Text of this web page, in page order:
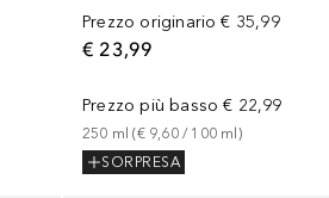
Prezzo originario € 35,99
€ 23,99
Prezzo più basso € 22,99
250 ml (€ 9,60 / 100 ml)
SORPRESA